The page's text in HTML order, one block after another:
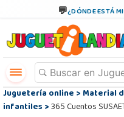
¿DÓNDE ESTÁ
Juguetería online>Material
infantiles>365 Cuentos